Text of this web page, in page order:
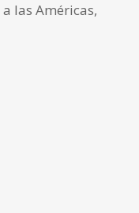
las Américas,